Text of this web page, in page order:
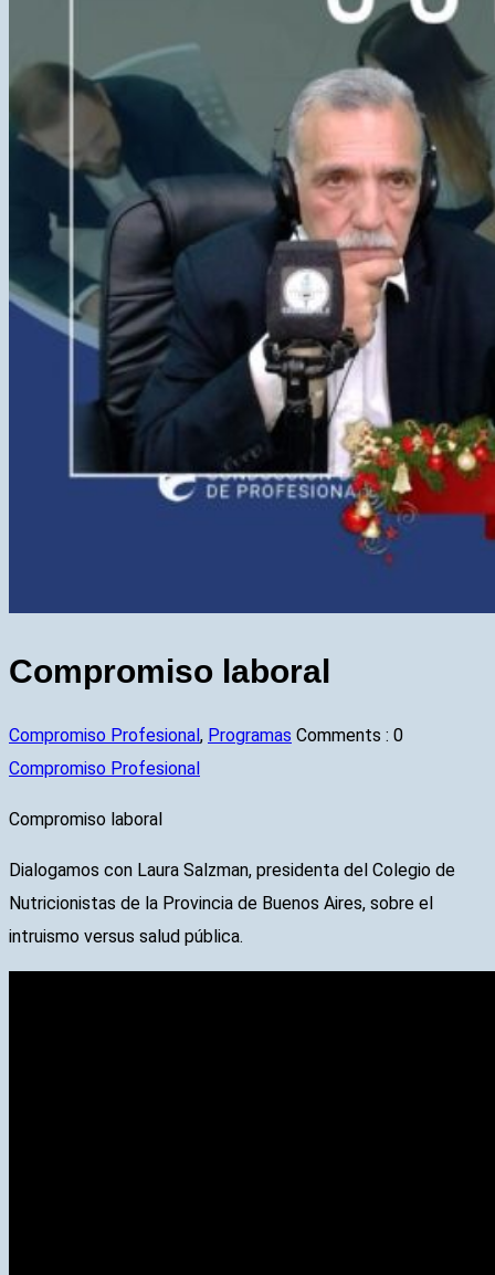
Compromiso laboral
Compromiso Profesional, Programas Comments : 0
Compromiso Profesional
Compromiso laboral
Dialogamos con Laura Salzman, presidenta del Colegio de
Nutricionistas de la Provincia de Buenos Aires, sobre el
intruismo versus salud pública.